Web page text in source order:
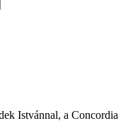
Istvánnal, a Concordia